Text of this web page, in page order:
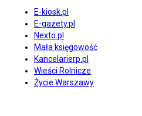
E-kiosk.pl
E-gazety.pl
Nexto.pl
Mała księgowość
Kancelarierp.pl
Wieści Rolnicze
Życie Warszawy